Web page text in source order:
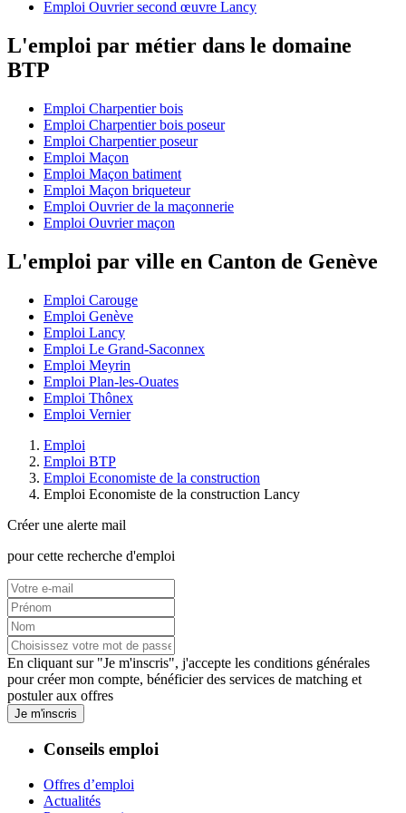
Emploi Ouvrier second œuvre Lancy
L'emploi par métier dans le domaine
BTP
Emploi Charpentier bois
Emploi Charpentier bois poseur
Emploi Charpentier poseur
Emploi Maçon
Emploi Maçon batiment
Emploi Maçon briqueteur
Emploi Ouvrier de la maçonnerie
Emploi Ouvrier maçon
L'emploi par ville en Canton de Genève
Emploi Carouge
Emploi Genève
Emploi Lancy
Emploi Le Grand-Saconnex
Emploi Meyrin
Emploi Plan-les-Ouates
Emploi Thônex
Emploi Vernier
Emploi
Emploi BTP
Emploi Economiste de la construction
Emploi Economiste de la construction Lancy
Créer une alerte mail
pour cette recherche d'emploi
En cliquant sur "Je m'inscris", j'accepte les conditions générales
pour créer mon compte, bénéficier des services de matching et
postuler aux offres
Je m'inscris
Conseils emploi
Offres d’emploi
Actualités